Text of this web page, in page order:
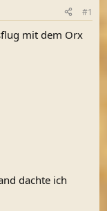
#1
mit dem Orx
dachte ich